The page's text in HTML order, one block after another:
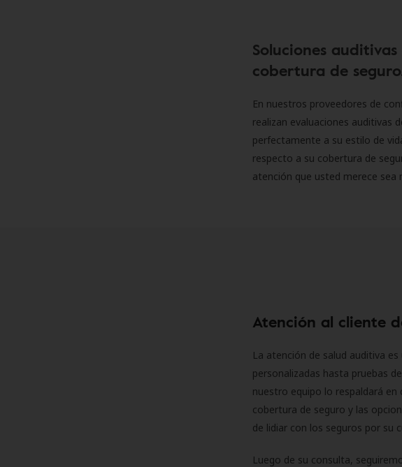
Soluciones
cobertura de
En nuestros proveedores de
realizan evaluaciones auditivas
perfectamente a su estilo de
respecto a su cobertura de
atención que usted merece sea
Atención al cliente
La atención de salud auditiva
personalizadas hasta pruebas
nuestro equipo lo respaldará
cobertura de seguro y las
de lidiar con los seguros por su
Luego de su consulta,